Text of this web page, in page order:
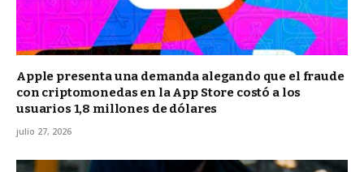
Apple presenta una demanda alegando que el fraude
con criptomonedas en la App Store costó a los
usuarios 1,8 millones de dólares
julio 27, 2026